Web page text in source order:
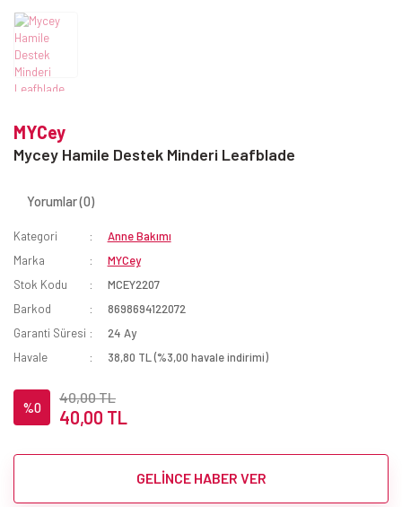
MYCey
Mycey Hamile Destek Minderi Leafblade
Yorumlar (0)
Kategori
Anne Bakımı
Marka
MYCey
Stok Kodu
MCEY2207
Barkod
8698694122072
Garanti Süresi
24 Ay
Havale
38,80 TL (%3,00 havale indirimi)
%0
40,00 TL
40,00 TL
GELİNCE HABER VER